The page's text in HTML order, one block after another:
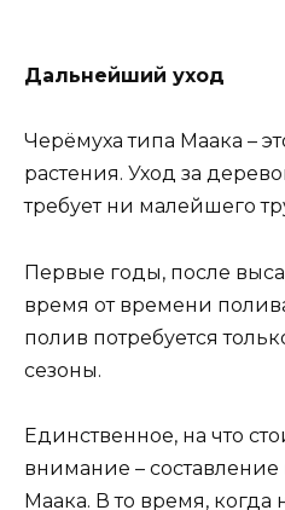
Дальнейший уход
Черёмуха типа Маака –
растения. Уход за
требует ни малейшего
Первые годы, после
время от времени
полив потребуется
сезоны.
Единственное, на что
внимание –
Маака. В то время, когда